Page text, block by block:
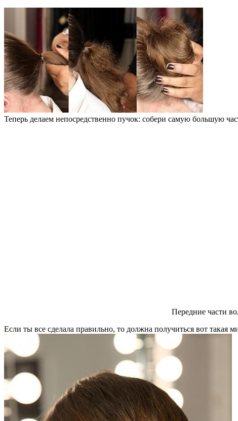
Теперь делаем непосредственно пучок: собери самую большую
Передние части
Если ты все сделала правильно, то должна получиться вот такая